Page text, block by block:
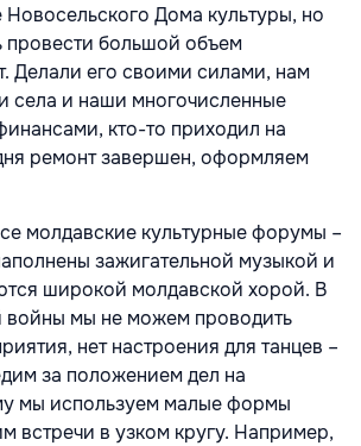
Дома культуры, но
провести большой объем
Делали его своими силами, нам
села и наши многочисленные
кто-то приходил на
ремонт завершен, оформляем
молдавские культурные форумы –
зажигательной музыкой и
широкой молдавской хорой. В
войны мы не можем проводить
нет настроения для танцев –
за положением дел на
мы используем малые формы
встречи в узком кругу. Например,